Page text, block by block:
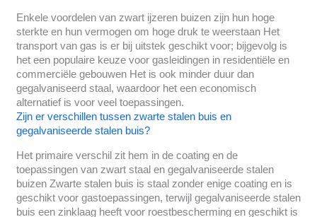
Enkele voordelen van zwart ijzeren buizen zijn hun hoge
sterkte en hun vermogen om hoge druk te weerstaan Het
transport van gas is er bij uitstek geschikt voor; bijgevolg is
het een populaire keuze voor gasleidingen in residentiële en
commerciële gebouwen Het is ook minder duur dan
gegalvaniseerd staal, waardoor het een economisch
alternatief is voor veel toepassingen.
Zijn er verschillen tussen zwarte stalen buis en
gegalvaniseerde stalen buis?
Het primaire verschil zit hem in de coating en de
toepassingen van zwart staal en gegalvaniseerde stalen
buizen Zwarte stalen buis is staal zonder enige coating en is
geschikt voor gastoepassingen, terwijl gegalvaniseerde stalen
buis een zinklaag heeft voor roestbescherming en geschikt is